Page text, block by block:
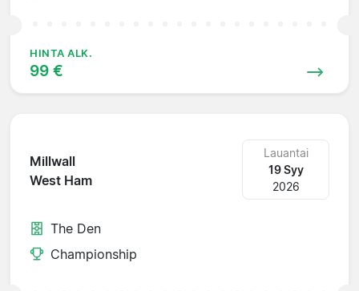
HINTA ALK.
99 €
Millwall
West Ham
Lauantai
19 Syy
2026
The Den
Championship